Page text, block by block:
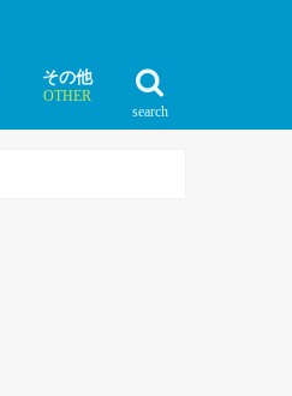
search
その他
OTHER